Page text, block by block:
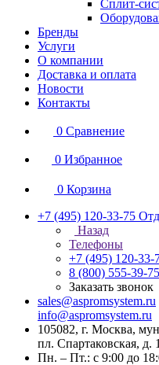
Сплит-
Бренды
Услуги
О компании
Доставка и оплата
Новости
Контакты
0 Сравнение
0 Избранное
0 Корзина
+7 (495) 120-33-75
Назад
Телефоны
+7 (495) 120-33-
8 (800) 555-39-75
Заказать звонок
sales@aspromsystem.ru
info@aspromsystem.ru
105082, г. Москва,
пл. Спартаковская,
Пн. – Пт.: с 9:00 до